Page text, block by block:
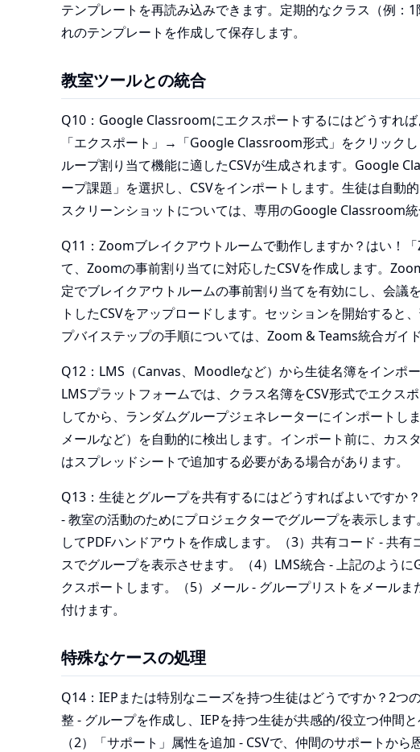
テンプレートを再読み込みできます。定期的なクラス（例：
れのテンプレートを作成して保存します。
教室ツールとの統合
Q10：Google Classroomにエクスポートするにはどうすれば
「エクスポート」→「Google Classroom形式」をクリック
ループ割り当て機能に適したCSVが生成されます。Google
ープ課題」を選択し、CSVをインポートします。生徒は自動
スクリーンショットについては、専用のGoogle Classroom統
Q11：Zoomブレイクアウトルームで動作しますか？はい！
て、Zoomの事前割り当てに対応したCSVを作成します。
定でブレイクアウトルームの事前割り当てを有効にし、会議
トしたCSVをアップロードします。セッションを開始すると
プバイステップの手順については、Zoom & Teams統合ガイ
Q12：LMS（Canvas、Moodleなど）から生徒名簿をインポ
LMSプラットフォームでは、クラス名簿をCSV形式でエクス
してから、ランダムグループジェネレーターにインポートし
メールなど）を自動的に検出します。インポート前に、カス
はスプレッドシートで追加する必要がある場合があります。
Q13：生徒とグループを共有するにはどうすればよいですか
- 教室の活動のためにプロジェクターでグループを表示しま
してPDFハンドアウトを作成します。（3）共有コード - 共有
スでグループを表示させます。（4）LMS統合 - 上記のよう
クスポートします。（5）メール - グループリストをメール
付けます。
特殊なケースの処理
Q14：IEPまたは特別なニーズを持つ生徒はどうですか？2つ
整 - グループを作成し、IEPを持つ生徒が共感的/役立つ仲間
（2）「サポート」属性を追加 - CSVで、仲間のサポートか